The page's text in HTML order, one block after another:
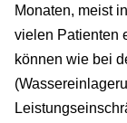
Monaten, meist
vielen Patienten
können wie bei